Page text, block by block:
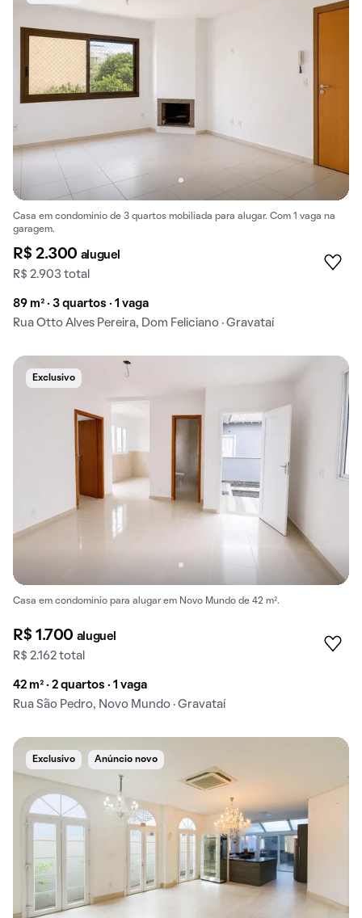
Casa em condomínio de 3 quartos mobiliada para alugar. Com 1 vaga na
garagem.
R$ 2.300 aluguel
R$ 2.903 total
89 m² · 3 quartos · 1 vaga
Rua Otto Alves Pereira, Dom Feliciano · Gravataí
Exclusivo
Casa em condomínio para alugar em Novo Mundo de 42 m².
R$ 1.700 aluguel
R$ 2.162 total
42 m² · 2 quartos · 1 vaga
Rua São Pedro, Novo Mundo · Gravataí
Exclusivo Anúncio novo